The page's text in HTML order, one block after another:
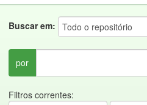
Buscar em:
por
Filtros correntes: